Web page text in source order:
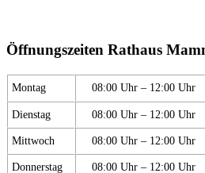
Öffnungszeiten Rathaus
Montag 08:00 Uhr – 12:00 Uhr
Dienstag 08:00 Uhr – 12:00 Uhr
Mittwoch 08:00 Uhr – 12:00 Uhr
Donnerstag 08:00 Uhr – 12:00 Uhr